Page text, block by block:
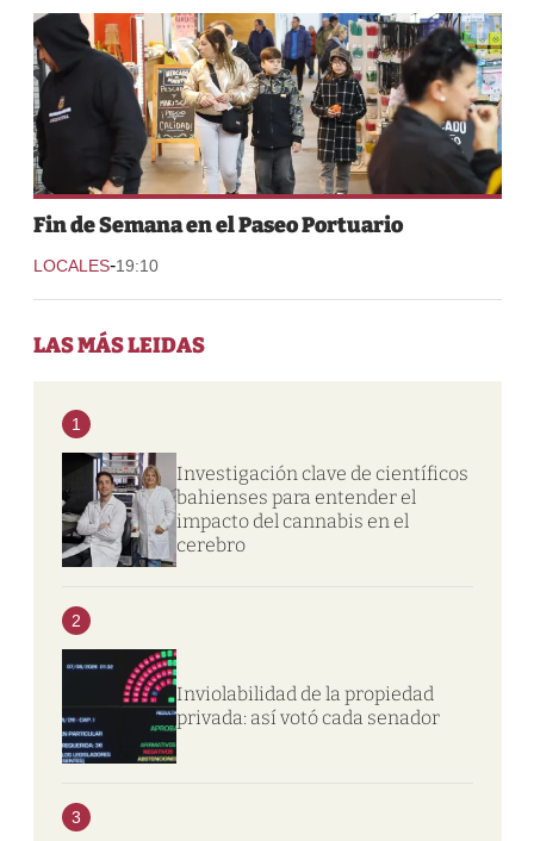
Fin de Semana en el Paseo Portuario
LOCALES-19:10
LAS MÁS LEIDAS
1
Investigación clave de científicos
bahienses para entender el
impacto del cannabis en el
cerebro
2
Inviolabilidad de la propiedad
privada: así votó cada senador
3